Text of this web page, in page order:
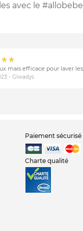
avec le #allobebe
- Glwadys
Paiement sécurisé
Charte qualité